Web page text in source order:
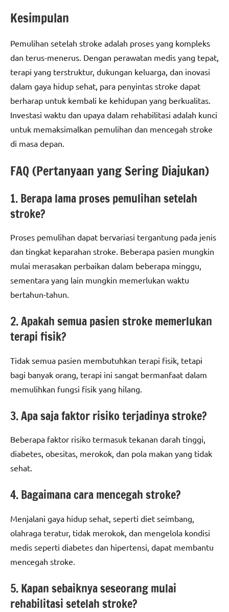
Kesimpulan
Pemulihan setelah stroke adalah proses yang kompleks
dan terus-menerus. Dengan perawatan medis yang tepat,
terapi yang terstruktur, dukungan keluarga, dan inovasi
dalam gaya hidup sehat, para penyintas stroke dapat
berharap untuk kembali ke kehidupan yang berkualitas.
Investasi waktu dan upaya dalam rehabilitasi adalah kunci
untuk memaksimalkan pemulihan dan mencegah stroke
di masa depan.
FAQ (Pertanyaan yang Sering Diajukan)
1. Berapa lama proses pemulihan setelah
stroke?
Proses pemulihan dapat bervariasi tergantung pada jenis
dan tingkat keparahan stroke. Beberapa pasien mungkin
mulai merasakan perbaikan dalam beberapa minggu,
sementara yang lain mungkin memerlukan waktu
bertahun-tahun.
2. Apakah semua pasien stroke memerlukan
terapi fisik?
Tidak semua pasien membutuhkan terapi fisik, tetapi
bagi banyak orang, terapi ini sangat bermanfaat dalam
memulihkan fungsi fisik yang hilang.
3. Apa saja faktor risiko terjadinya stroke?
Beberapa faktor risiko termasuk tekanan darah tinggi,
diabetes, obesitas, merokok, dan pola makan yang tidak
sehat.
4. Bagaimana cara mencegah stroke?
Menjalani gaya hidup sehat, seperti diet seimbang,
olahraga teratur, tidak merokok, dan mengelola kondisi
medis seperti diabetes dan hipertensi, dapat membantu
mencegah stroke.
5. Kapan sebaiknya seseorang mulai
rehabilitasi setelah stroke?